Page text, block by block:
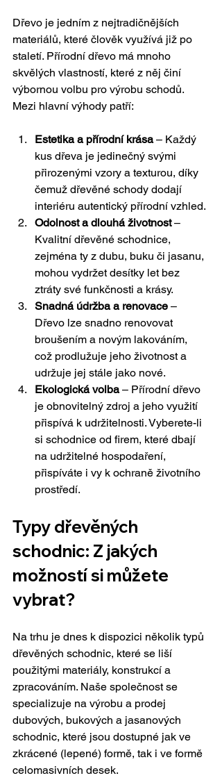
Dřevo je jedním z nejtradičnějších
materiálů, které člověk využívá již po
staletí. Přírodní dřevo má mnoho
skvělých vlastností, které z něj činí
výbornou volbu pro výrobu schodů.
Mezi hlavní výhody patří:
Estetika a přírodní krása – Každý
kus dřeva je jedinečný svými
přirozenými vzory a texturou, díky
čemuž dřevěné schody dodají
interiéru autentický přírodní vzhled.
Odolnost a dlouhá životnost –
Kvalitní dřevěné schodnice,
zejména ty z dubu, buku či jasanu,
mohou vydržet desítky let bez
ztráty své funkčnosti a krásy.
Snadná údržba a renovace –
Dřevo lze snadno renovovat
broušením a novým lakováním,
což prodlužuje jeho životnost a
udržuje jej stále jako nové.
Ekologická volba – Přírodní dřevo
je obnovitelný zdroj a jeho využití
přispívá k udržitelnosti. Vyberete-li
si schodnice od firem, které dbají
na udržitelné hospodaření,
přispíváte i vy k ochraně životního
prostředí.
Typy dřevěných
schodnic: Z jakých
možností si můžete
vybrat?
Na trhu je dnes k dispozici několik typů
dřevěných schodnic, které se liší
použitými materiály, konstrukcí a
zpracováním. Naše společnost se
specializuje na výrobu a prodej
dubových, bukových a jasanových
schodnic, které jsou dostupné jak ve
zkrácené (lepené) formě, tak i ve formě
celomasivních desek.